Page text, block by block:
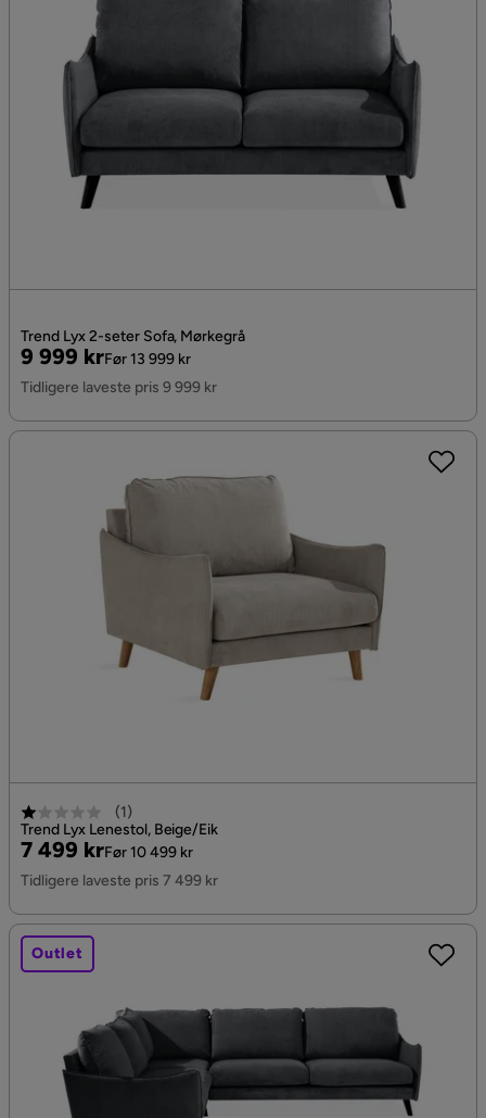
Trend Lyx 2-seter Sofa, Mørkegrå
Pris
9 999 kr
Original
Pris
Før 13 999 kr
Tidligere laveste pris 9 999 kr
(1)
Trend Lyx Lenestol, Beige/Eik
Pris
7 499 kr
Original
Pris
Før 10 499 kr
Tidligere laveste pris 7 499 kr
Outlet